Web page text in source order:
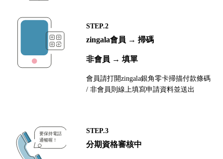
STEP.2
zingala會員 → 掃碼
非會員 → 填單
會員請打開zingala銀角零卡掃描付款條碼
/ 非會員則線上填寫申請資料並送出
STEP.3
分期資格審核中